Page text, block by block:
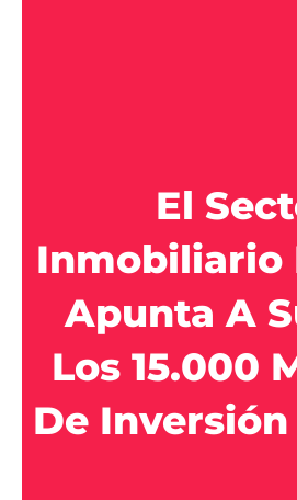
El
Inmobiliario
Apunta A
Los 15.000
De Inversión